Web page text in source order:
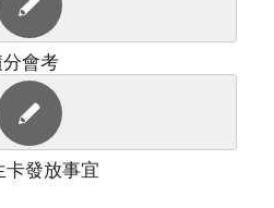
會考
卡發放事宜